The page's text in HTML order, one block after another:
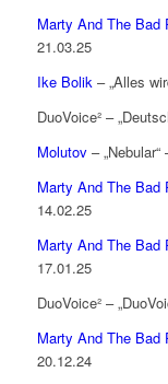
Marty And The Bad
21.03.25
Ike Bolik– „Alles
DuoVoice² –
Molutov –
Marty And The Bad
14.02.25
Marty And The Bad
17.01.25
DuoVoice² –
Marty And The Bad
20.12.24